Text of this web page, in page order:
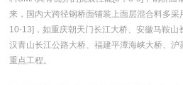
来，国内大跨径钢桥面铺装上面层混合料多采
10-13]，如重庆朝天门长江大桥、安徽马鞍
汉青山长江公路大桥、福建平潭海峡大桥、
重点工程。